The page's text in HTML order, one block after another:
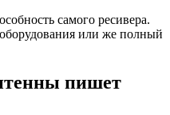
самого ресивера.
или же полный
пишет